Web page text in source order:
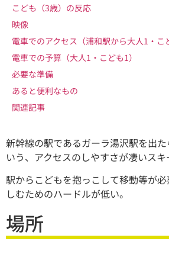
こども（3歳）の反応
映像
電車でのアクセス（浦和駅から大人1・こ
電車での予算（大人1・こども1）
必要な準備
あると便利なもの
関連記事
新幹線の駅であるガーラ湯沢駅を出
いう、アクセスのしやすさが凄いスキ
駅からこどもを抱っこして移動等が
しむためのハードルが低い。
場所